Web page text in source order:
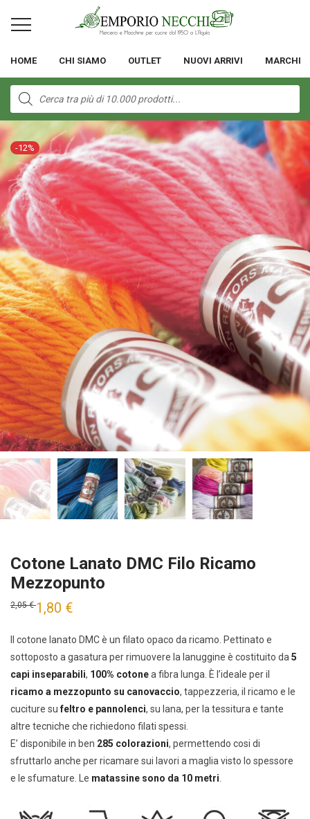
HOME CHI SIAMO OUTLET NUOVI ARRIVI MARCHI
Products
search
-12%
Cotone Lanato DMC Filo Ricamo
Mezzopunto
2,05€ 1,80 €
Il cotone lanato DMC è un filato opaco da ricamo. Pettinato e
sottoposto a gasatura per rimuovere la lanuggine è costituito da 5
capi inseparabili, 100% cotonea fibra lunga. È l’ideale per il
ricamo a mezzopunto su canovaccio, tappezzeria, il ricamo e le
cuciture sufeltro e pannolenci, su lana, per la tessitura e tante
altre tecniche che richiedono filati spessi.
E’ disponibile in ben 285 colorazioni, permettendo cosi di
sfruttarlo anche per ricamare sui lavori a maglia visto lo spessore
e le sfumature. Le matassine sono da 10 metri